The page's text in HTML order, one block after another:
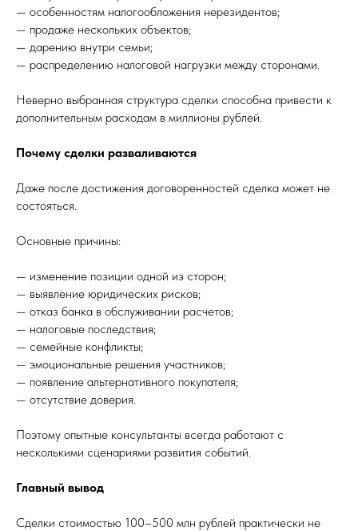
— особенностям налогообложения нерезидентов;
— продаже нескольких объектов;
— дарению внутри семьи;
— распределению налоговой нагрузки между сторонами.
Неверно выбранная структура сделки способна привести к
дополнительным расходам в миллионы рублей.
Почему сделки разваливаются
Даже после достижения договоренностей сделка может не
состояться.
Основные причины:
— изменение позиции одной из сторон;
— выявление юридических рисков;
— отказ банка в обслуживании расчетов;
— налоговые последствия;
— семейные конфликты;
— эмоциональные решения участников;
— появление альтернативного покупателя;
— отсутствие доверия.
Поэтому опытные консультанты всегда работают с
несколькими сценариями развития событий.
Главный вывод
Сделки стоимостью 100–500 млн рублей практически не